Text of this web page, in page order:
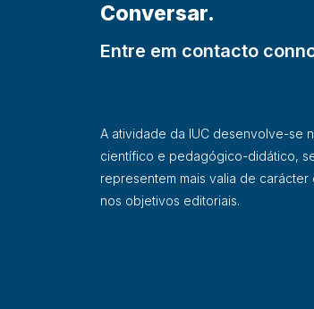
Conversar.
Entre em contacto
A atividade da IUC desenvolve-se
científico e pedagógico-didático,
representem mais valia de
nos objetivos editoriais.